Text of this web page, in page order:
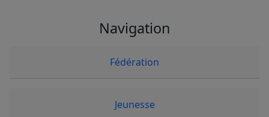
Navigation
Fédération
Jeunesse